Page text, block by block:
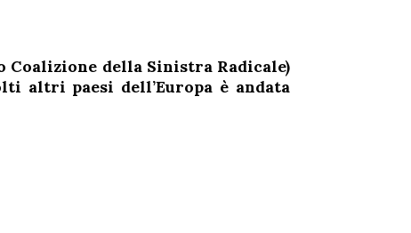
della Sinistra Radicale)
altri paesi dell’Europa è andata